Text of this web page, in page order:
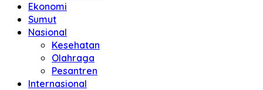
Ekonomi
Sumut
Nasional
Kesehatan
Olahraga
Pesantren
Internasional